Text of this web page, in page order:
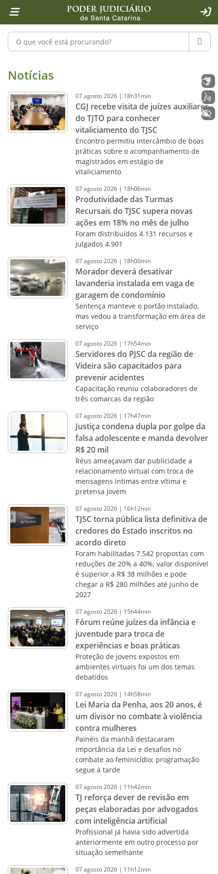
1 Ir para o conteúdo
2 Ir para a ferramenta de acessibilidade - Rybená
4 Ir para o menu principal
5 Ir para a pesquisa
6 Ir para o rodapé
7 Ir para a página inicial
Pesquisar no portal
Notícias - Imprensa - Poder
Notícias
07agosto2026 | 18h31min
CGJ recebe visita de juízes auxiliares
do TJTO para conhecer
vitaliciamento do TJSC
Encontro permitiu intercâmbio de boas
práticas sobre o acompanhamento de
magistrados em estágio de
vitaliciamento
07agosto2026 | 18h06min
Produtividade das Turmas
Recursais do TJSC supera novas
ações em 18% no mês de julho
Foram distribuídos 4.131 recursos e
julgados 4.901
07agosto2026 | 18h00min
Morador deverá desativar
lavanderia instalada em vaga de
garagem de condomínio
Sentença manteve o portão instalado,
mas vedou a transformação em área de
serviço
07agosto2026 | 17h54min
Servidores do PJSC da região de
Videira são capacitados para
prevenir acidentes
Capacitação reuniu colaboradores de
três comarcas da região
07agosto2026 | 17h47min
Justiça condena dupla por golpe da
falsa adolescente e manda devolver
R$ 20 mil
Réus ameaçavam dar publicidade a
relacionamento virtual com troca de
mensagens íntimas entre vítima e
pretensa jovem
07agosto2026 | 16h12min
TJSC torna pública lista definitiva de
credores do Estado inscritos no
acordo direto
Foram habilitadas 7.542 propostas com
reduções de 20% a 40%; valor disponível
é superior a R$ 38 milhões e pode
chegar a R$ 280 milhões até junho de
2027
07agosto2026 | 15h44min
Fórum reúne juízes da infância e
juventude para troca de
experiências e boas práticas
Proteção de jovens expostos em
ambientes virtuais foi um dos temas
debatidos
07agosto2026 | 14h58min
Lei Maria da Penha, aos 20 anos, é
um divisor no combate à violência
contra mulheres
Painéis da manhã destacaram
importância da Lei e desafios no
combate ao feminicídio; programação
segue à tarde
07agosto2026 | 11h42min
TJ reforça dever de revisão em
peças elaboradas por advogados
com inteligência artificial
Profissional já havia sido advertida
anteriormente em outro processo por
situação semelhante
07agosto2026 | 11h12min
+ Acessibilidade